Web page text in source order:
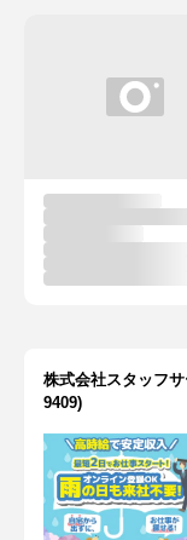
株式会社スタッフ
9409)